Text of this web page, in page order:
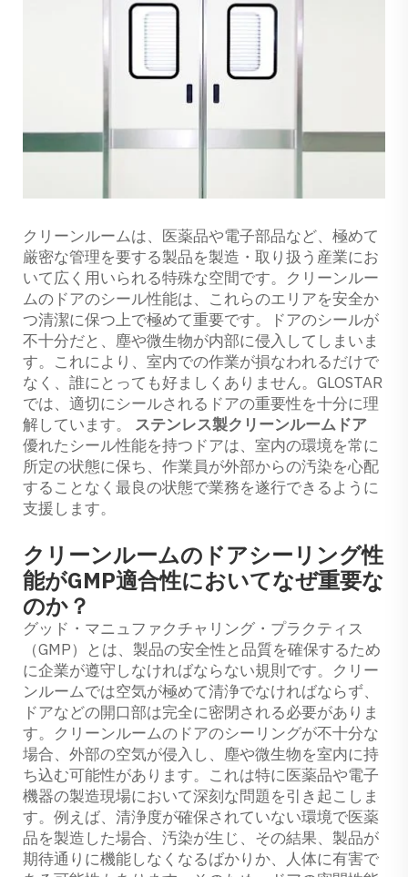
クリーンルームは、医薬品や電子部品など、極めて
厳密な管理を要する製品を製造・取り扱う産業にお
いて広く用いられる特殊な空間です。クリーンルー
ムのドアのシール性能は、これらのエリアを安全か
つ清潔に保つ上で極めて重要です。ドアのシールが
不十分だと、塵や微生物が内部に侵入してしまいま
す。これにより、室内での作業が損なわれるだけで
なく、誰にとっても好ましくありません。GLOSTAR
では、適切にシールされるドアの重要性を十分に理
解しています。 ステンレス製クリーンルームドア
優れたシール性能を持つドアは、室内の環境を常に
所定の状態に保ち、作業員が外部からの汚染を心配
することなく最良の状態で業務を遂行できるように
支援します。
クリーンルームのドアシーリング性
能がGMP適合性においてなぜ重要な
のか？
グッド・マニュファクチャリング・プラクティス
（GMP）とは、製品の安全性と品質を確保するため
に企業が遵守しなければならない規則です。クリー
ンルームでは空気が極めて清浄でなければならず、
ドアなどの開口部は完全に密閉される必要がありま
す。クリーンルームのドアのシーリングが不十分な
場合、外部の空気が侵入し、塵や微生物を室内に持
ち込む可能性があります。これは特に医薬品や電子
機器の製造現場において深刻な問題を引き起こしま
す。例えば、清浄度が確保されていない環境で医薬
品を製造した場合、汚染が生じ、その結果、製品が
期待通りに機能しなくなるばかりか、人体に有害で